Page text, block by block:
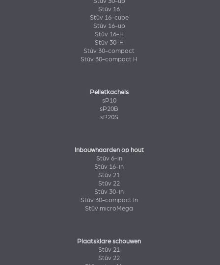
Stûv 16
Stûv 16-cube
Stûv 16-up
Stûv 16-H
Stûv 30-H
Stûv 30-compact
Stûv 30-compact H
Pelletkachels
sP10
sP20B
sP20S
Inbouwhaarden op hout
Stûv 6-in
Stûv 16-in
Stûv 21
Stûv 22
Stûv 30-in
Stûv 30-compact in
Stûv microMega
Plaatsklare schouwen
Stûv 21
Stûv 22